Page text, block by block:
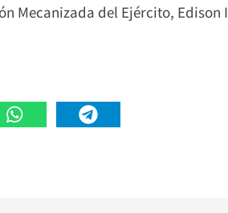
Mecanizada del Ejército,